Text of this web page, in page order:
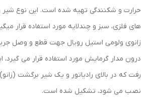
حرارت و شکنندگی تهیه شده است. این نوع شیر
های فلزی، سبز و چندلایه مورد استفاده قرار
زانوی ولومی استیل رویال جهت قطع و وصل
درون مدار گرمایش مورد استفاده قرار می
رفت که در بالای رادیاتور و یک شیر برگشت (زانو)
نصب می شود، تشکیل شده است.